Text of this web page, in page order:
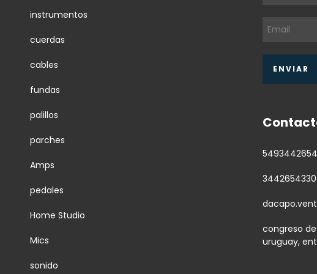
instrumentos
cuerdas
cables
fundas
palillos
parches
Amps
pedales
Home Studio
Mics
sonido
3442654330
congreso
uruguay,